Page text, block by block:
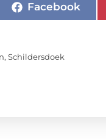
Facebook
, Schildersdoek